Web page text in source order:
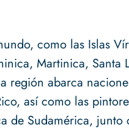
como las Islas
Martinica, Santa
región abarca
así como las
de Sudamérica, junto